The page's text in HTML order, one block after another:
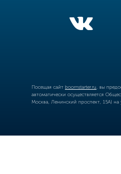
Посещая сайт boomstarter.ru , вы
автоматически осуществляется
Москва, Ленинский проспект, 15А) на